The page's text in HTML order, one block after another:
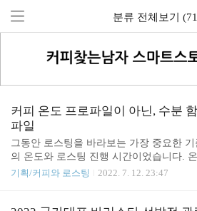
분류 전체보기
커피 온도 프로파일이 아닌, 수분
파일
그동안 로스팅을 바라보는 가장 중요한 기
의 온도와 로스팅 진행 시간이었습니다. 온
적 쉽게 연속 측정이 되기 때문에 로스팅
기획/커피와 로스팅 2022. 7. 12. 23:47